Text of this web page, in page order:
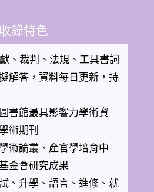
錄特色
、裁判、法規、工具書詞
解答，資料每日更新，持
書館最具影響力學術資
術期刊
術論叢、產官學培育中
金會研究成果
、升學、語言、進修、就